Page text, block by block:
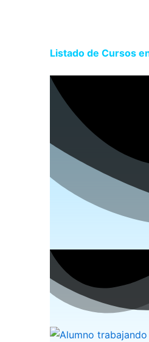
Listado de Cursos